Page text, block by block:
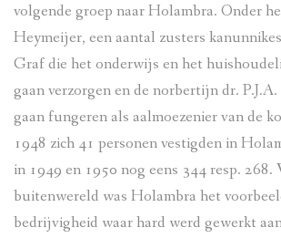
volgende groep naar Holambra. Onder
Heymeijer, een aantal zusters
Graf die het onderwijs en het
gaan verzorgen en de norbertijn dr.
gaan fungeren als aalmoezenier van de
1948 zich 41 personen vestigden in
in 1949 en 1950 nog eens 344 resp. 268.
buitenwereld was Holambra het
bedrijvigheid waar hard werd gewerkt